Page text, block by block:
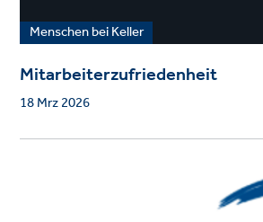
Menschen bei Keller
Mitarbeiterzufriedenheit
18 Mrz 2026